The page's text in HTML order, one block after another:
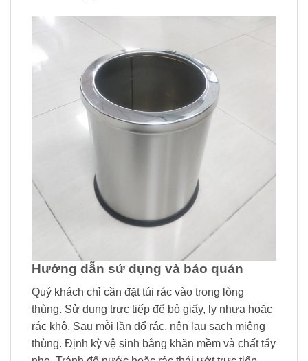
Hướng dẫn sử dụng và bảo quản
Quý khách chỉ cần đặt túi rác vào trong lòng
thùng. Sử dụng trực tiếp để bỏ giấy, ly nhựa hoặc
rác khô. Sau mỗi lần đổ rác, nên lau sạch miệng
thùng. Định kỳ vệ sinh bằng khăn mềm và chất tẩy